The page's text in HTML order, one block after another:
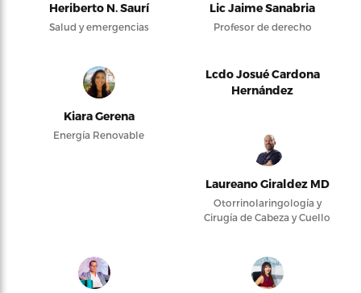
Heriberto N. Saurí
Salud y emergencias
Lic Jaime Sanabria
Profesor de derecho
Kiara Gerena
Energía Renovable
Lcdo Josué Cardona
Hernández
Laureano Giraldez MD
Otorrinolaringología y
Cirugía de Cabeza y Cuello